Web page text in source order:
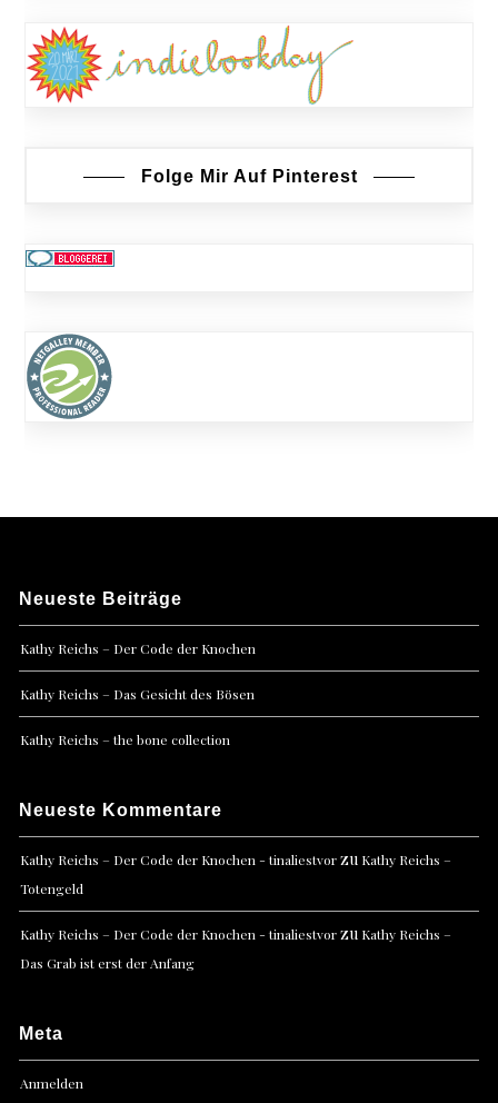
Folge Mir Auf Pinterest
Neueste Beiträge
Kathy Reichs – Der Code der Knochen
Kathy Reichs – Das Gesicht des Bösen
Kathy Reichs – the bone collection
Neueste Kommentare
Kathy Reichs – Der Code der Knochen - tinaliestvorzu Kathy Reichs –
Totengeld
Kathy Reichs – Der Code der Knochen - tinaliestvorzu Kathy Reichs –
Das Grab ist erst der Anfang
Meta
Anmelden